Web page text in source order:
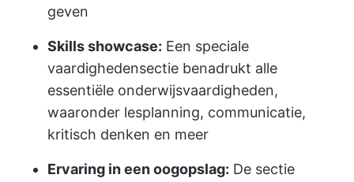
geven
Skills showcase: Een speciale
vaardighedensectie benadrukt alle
essentiële onderwijsvaardigheden,
waaronder lesplanning, communicatie,
kritisch denken en meer
Ervaring in een oogopslag: De sectie